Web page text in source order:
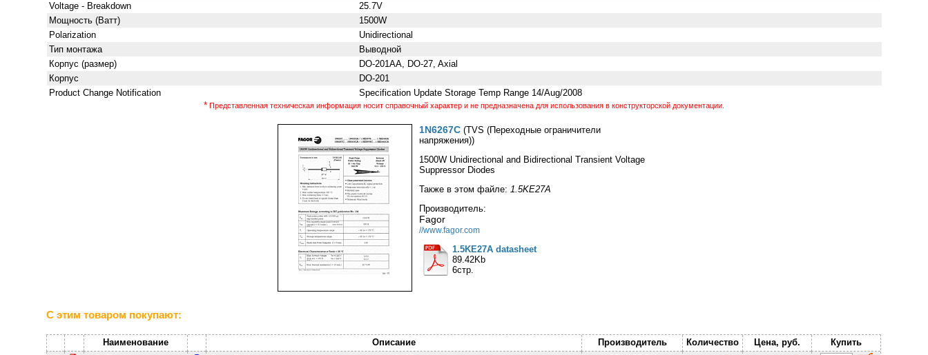
Voltage - Breakdown
25.7V
Мощность (Ватт)
1500W
Polarization
Unidirectional
Тип монтажа
Выводной
Корпус (размер)
DO-201AA, DO-27, Axial
Корпус
DO-201
Product Change Notification
Specification Update Storage Temp Range 14/Aug/2008
* Представленная техническая информация носит справочный характер и не предназначена для использования в конструкторской документации.
1N6267C (TVS (Переходные ограничители
напряжения))
1500W Unidirectional and Bidirectional Transient Voltage
Suppressor Diodes
Также в этом файле: 1.5KE27A
Производитель:
Fagor
//www.fagor.com
1.5KE27A datasheet
89.42Kb
6стр.
С этим товаром покупают:
Наименование Описание Производитель Количество Цена, руб.
Купить